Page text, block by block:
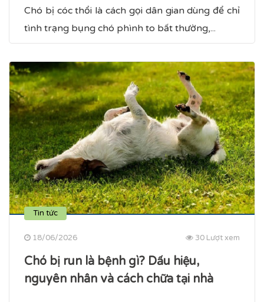
Chó bị cóc thổi là cách gọi dân gian dùng để chỉ
tình trạng bụng chó phình to bất thường,...
Tin tức
18/06/2026 30 Lượt xem
Chó bị run là bệnh gì? Dấu hiệu,
nguyên nhân và cách chữa tại nhà